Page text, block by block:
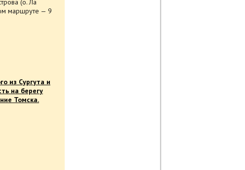
(о. Ла
маршруте — 9
из Сургута и
на берегу
Томска.